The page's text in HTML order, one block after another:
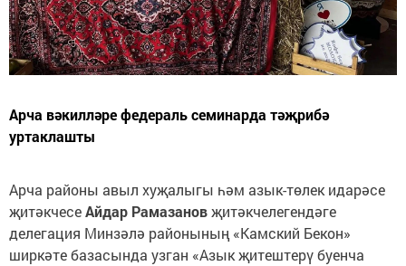
Арча вәкилләре федераль семинарда тәҗрибә
уртаклашты
Арча районы авыл хуҗалыгы һәм азык-төлек идарәсе
җитәкчесеАйдар Рамазановҗитәкчелегендәге
делегация Минзәлә районының «Камский Бекон»
ширкәте базасында узган «Азык җитештерү буенча